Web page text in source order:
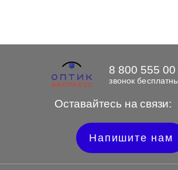
Оставайтесь на связи:
8 800 555 00
звонок
Напишите нам